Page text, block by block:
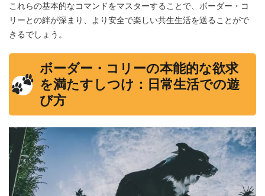
これらの基本的なコマンドをマスターすることで、ボーダー・コ
リーとの絆が深まり、より安全で楽しい共生生活を送ることがで
きるでしょう。
ボーダー・コリーの本能的な欲求
を満たすしつけ：日常生活での遊
び方